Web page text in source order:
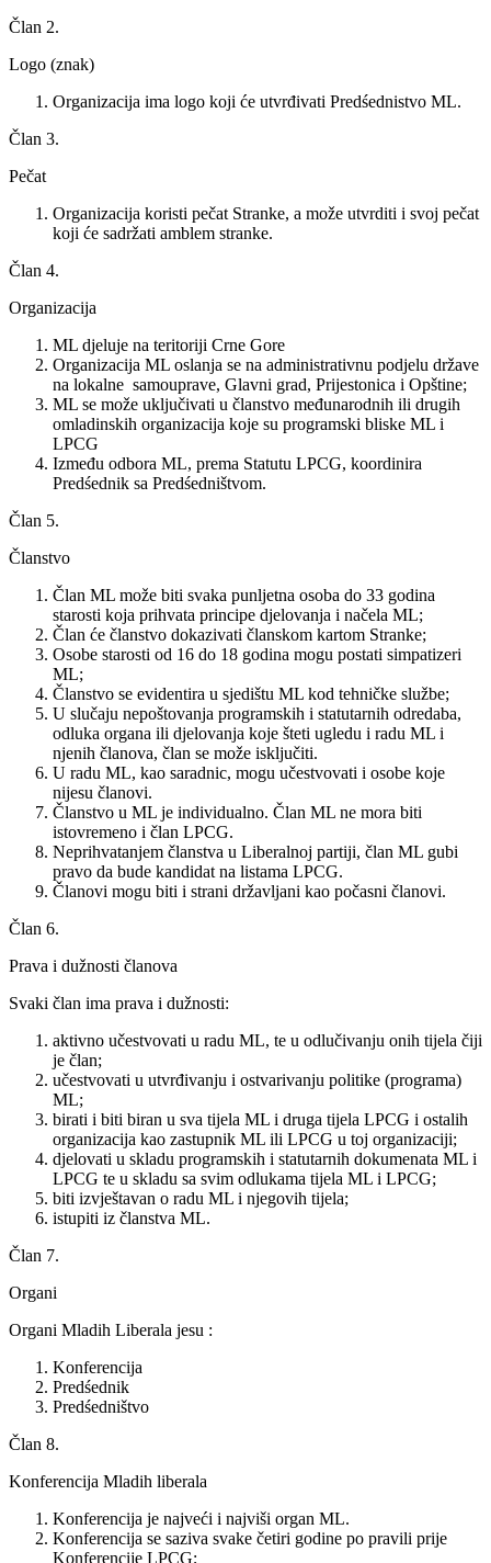
Član 2.
Logo (znak)
Organizacija ima logo koji će utvrđivati Predśednistvo ML.
Član 3.
Pečat
Organizacija koristi pečat Stranke, a može utvrditi i svoj pečat
koji će sadržati amblem stranke.
Član 4.
Organizacija
ML djeluje na teritoriji Crne Gore
Organizacija ML oslanja se na administrativnu podjelu države
na lokalne samouprave, Glavni grad, Prijestonica i Opštine;
ML se može uključivati u članstvo međunarodnih ili drugih
omladinskih organizacija koje su programski bliske ML i
LPCG
Između odbora ML, prema Statutu LPCG, koordinira
Predśednik sa Predśedništvom.
Član 5.
Članstvo
Član ML može biti svaka punljetna osoba do 33 godina
starosti koja prihvata principe djelovanja i načela ML;
Član će članstvo dokazivati članskom kartom Stranke;
Osobe starosti od 16 do 18 godina mogu postati simpatizeri
ML;
Članstvo se evidentira u sjedištu ML kod tehničke službe;
U slučaju nepoštovanja programskih i statutarnih odredaba,
odluka organa ili djelovanja koje šteti ugledu i radu ML i
njenih članova, član se može isključiti.
U radu ML, kao saradnic, mogu učestvovati i osobe koje
nijesu članovi.
Članstvo u ML je individualno. Član ML ne mora biti
istovremeno i član LPCG.
Neprihvatanjem članstva u Liberalnoj partiji, član ML gubi
pravo da bude kandidat na listama LPCG.
Članovi mogu biti i strani državljani kao počasni članovi.
Član 6.
Prava i dužnosti članova
Svaki član ima prava i dužnosti:
aktivno učestvovati u radu ML, te u odlučivanju onih tijela čiji
je član;
učestvovati u utvrđivanju i ostvarivanju politike (programa)
ML;
birati i biti biran u sva tijela ML i druga tijela LPCG i ostalih
organizacija kao zastupnik ML ili LPCG u toj organizaciji;
djelovati u skladu programskih i statutarnih dokumenata ML i
LPCG te u skladu sa svim odlukama tijela ML i LPCG;
biti izvještavan o radu ML i njegovih tijela;
istupiti iz članstva ML.
Član 7.
Organi
Organi Mladih Liberala jesu :
Konferencija
Predśednik
Predśedništvo
Član 8.
Konferencija Mladih liberala
Konferencija je najveći i najviši organ ML.
Konferencija se saziva svake četiri godine po pravili prije
Konferencije LPCG;